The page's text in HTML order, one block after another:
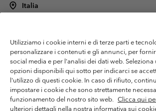
Italia
Termini di utilizzo
Condizioni Generali di Venditaa
Politica sulla privacy
Termini e condizioni del programma di membership
Condizioni di utilizzo dei contenuti generati dagli
Cookies
Public CBCR
Utilizziamo i cookie interni e di terze parti e
personalizzare i contenuti e gli annunci, per
social media e per l'analisi dei dati web. Seleziona
opzioni disponibili qui sotto per indicarci se
l'utilizzo di questi cookie. In caso di rifiuto,
impostare i cookie che sono strettamente
funzionamento del nostro sito web. Clicca qui
ulteriori dettagli nella nostra informativa sui
Seleziona il paese di spedizione
Shopping online